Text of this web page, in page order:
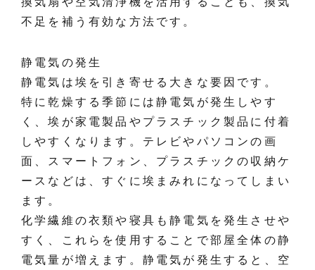
不足を補う有効な方法です。
静電気の発生
静電気は埃を引き寄せる大きな要因です。
特に乾燥する季節には静電気が発生しやす
く、埃が家電製品やプラスチック製品に付着
しやすくなります。テレビやパソコンの画
面、スマートフォン、プラスチックの収納ケ
ースなどは、すぐに埃まみれになってしまい
ます。
化学繊維の衣類や寝具も静電気を発生させや
すく、これらを使用することで部屋全体の静
電気量が増えます。静電気が発生すると、空